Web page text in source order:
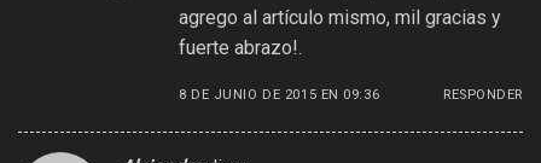
agrego al artículo mismo, mil gracias y
fuerte abrazo!.
8 DE JUNIO DE 2015 EN 09:36 RESPONDER